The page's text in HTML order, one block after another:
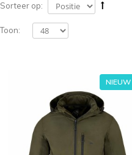
Sorteer op:
Toon:
NIEUW